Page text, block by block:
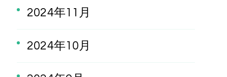
2024年11月
2024年10月